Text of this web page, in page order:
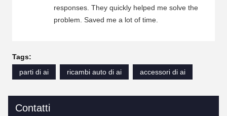
responses. They quickly helped me solve the
problem. Saved me a lot of time.
Tags:
parti di ai
ricambi auto di ai accessori di ai
Contatti